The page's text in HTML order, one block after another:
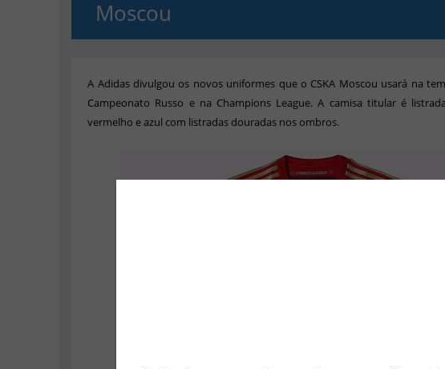
Moscou
A Adidas divulgou os novos uniformes que o CSKA Moscou usará na
Campeonato Russo e na Champions League. A camisa titular é
vermelho e azul com listradas douradas nos ombros.